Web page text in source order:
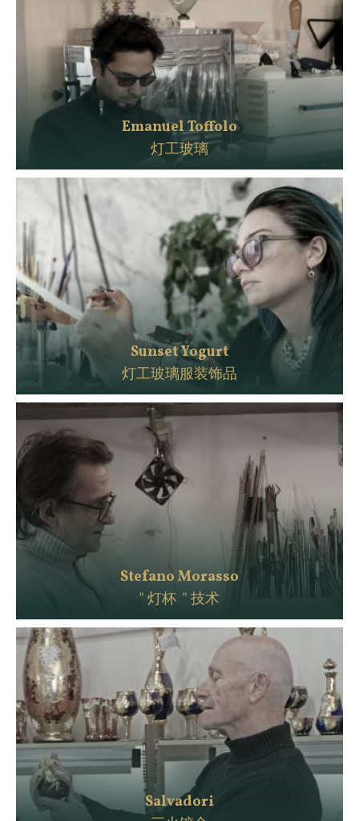
Emanuel Toffolo
灯工玻璃
Sunset Yogurt
灯工玻璃服装饰品
Stefano Morasso
" 灯杯 " 技术
Salvadori